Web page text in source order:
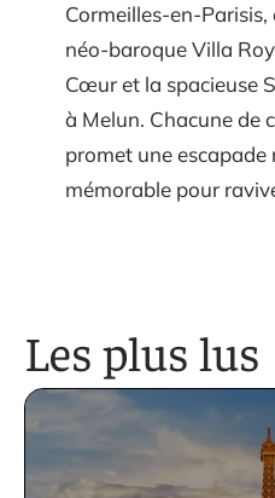
Cormeilles-en-
néo-baroque Villa
Cœur et la spacieuse
à Melun. Chacune de
promet une
mémorable pour
Les plus lus